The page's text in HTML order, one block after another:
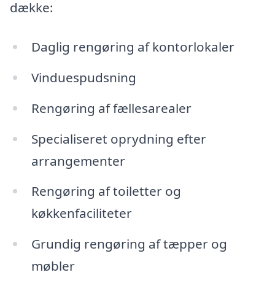
dække:
Daglig rengøring af kontorlokaler
Vinduespudsning
Rengøring af fællesarealer
Specialiseret oprydning efter
arrangementer
Rengøring af toiletter og
køkkenfaciliteter
Grundig rengøring af tæpper og
møbler